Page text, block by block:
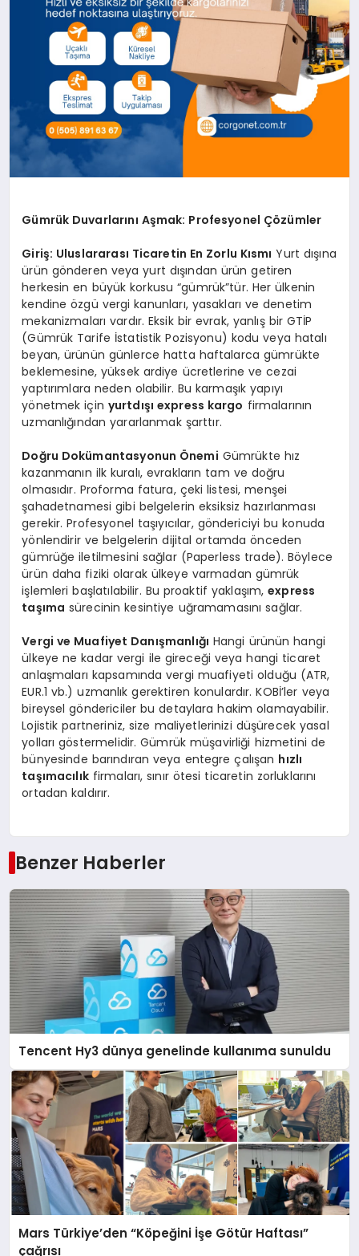
Gümrük Duvarlarını Aşmak: Profesyonel Çözümler
Giriş: Uluslararası Ticaretin En Zorlu Kısmı Yurt dışına
ürün gönderen veya yurt dışından ürün getiren
herkesin en büyük korkusu “gümrük”tür. Her ülkenin
kendine özgü vergi kanunları, yasakları ve denetim
mekanizmaları vardır. Eksik bir evrak, yanlış bir GTİP
(Gümrük Tarife İstatistik Pozisyonu) kodu veya hatalı
beyan, ürünün günlerce hatta haftalarca gümrükte
beklemesine, yüksek ardiye ücretlerine ve cezai
yaptırımlara neden olabilir. Bu karmaşık yapıyı
yönetmek için yurtdışı express kargo firmalarının
uzmanlığından yararlanmak şarttır.
Doğru Dokümantasyonun Önemi Gümrükte hız
kazanmanın ilk kuralı, evrakların tam ve doğru
olmasıdır. Proforma fatura, çeki listesi, menşei
şahadetnamesi gibi belgelerin eksiksiz hazırlanması
gerekir. Profesyonel taşıyıcılar, göndericiyi bu konuda
yönlendirir ve belgelerin dijital ortamda önceden
gümrüğe iletilmesini sağlar (Paperless trade). Böylece
ürün daha fiziki olarak ülkeye varmadan gümrük
işlemleri başlatılabilir. Bu proaktif yaklaşım,express
taşıma sürecinin kesintiye uğramamasını sağlar.
Vergi ve Muafiyet Danışmanlığı Hangi ürünün hangi
ülkeye ne kadar vergi ile gireceği veya hangi ticaret
anlaşmaları kapsamında vergi muafiyeti olduğu (ATR,
EUR.1 vb.) uzmanlık gerektiren konulardır. KOBİ’ler veya
bireysel göndericiler bu detaylara hakim olamayabilir.
Lojistik partneriniz, size maliyetlerinizi düşürecek yasal
yolları göstermelidir. Gümrük müşavirliği hizmetini de
bünyesinde barındıran veya entegre çalışan hızlı
taşımacılıkfirmaları, sınır ötesi ticaretin zorluklarını
ortadan kaldırır.
Benzer Haberler
Tencent Hy3 dünya genelinde kullanıma sunuldu
Mars Türkiye’den “Köpeğini İşe Götür Haftası”
çağrısı